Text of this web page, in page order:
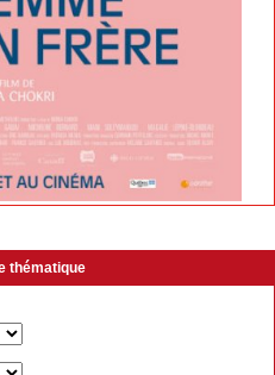
thématique